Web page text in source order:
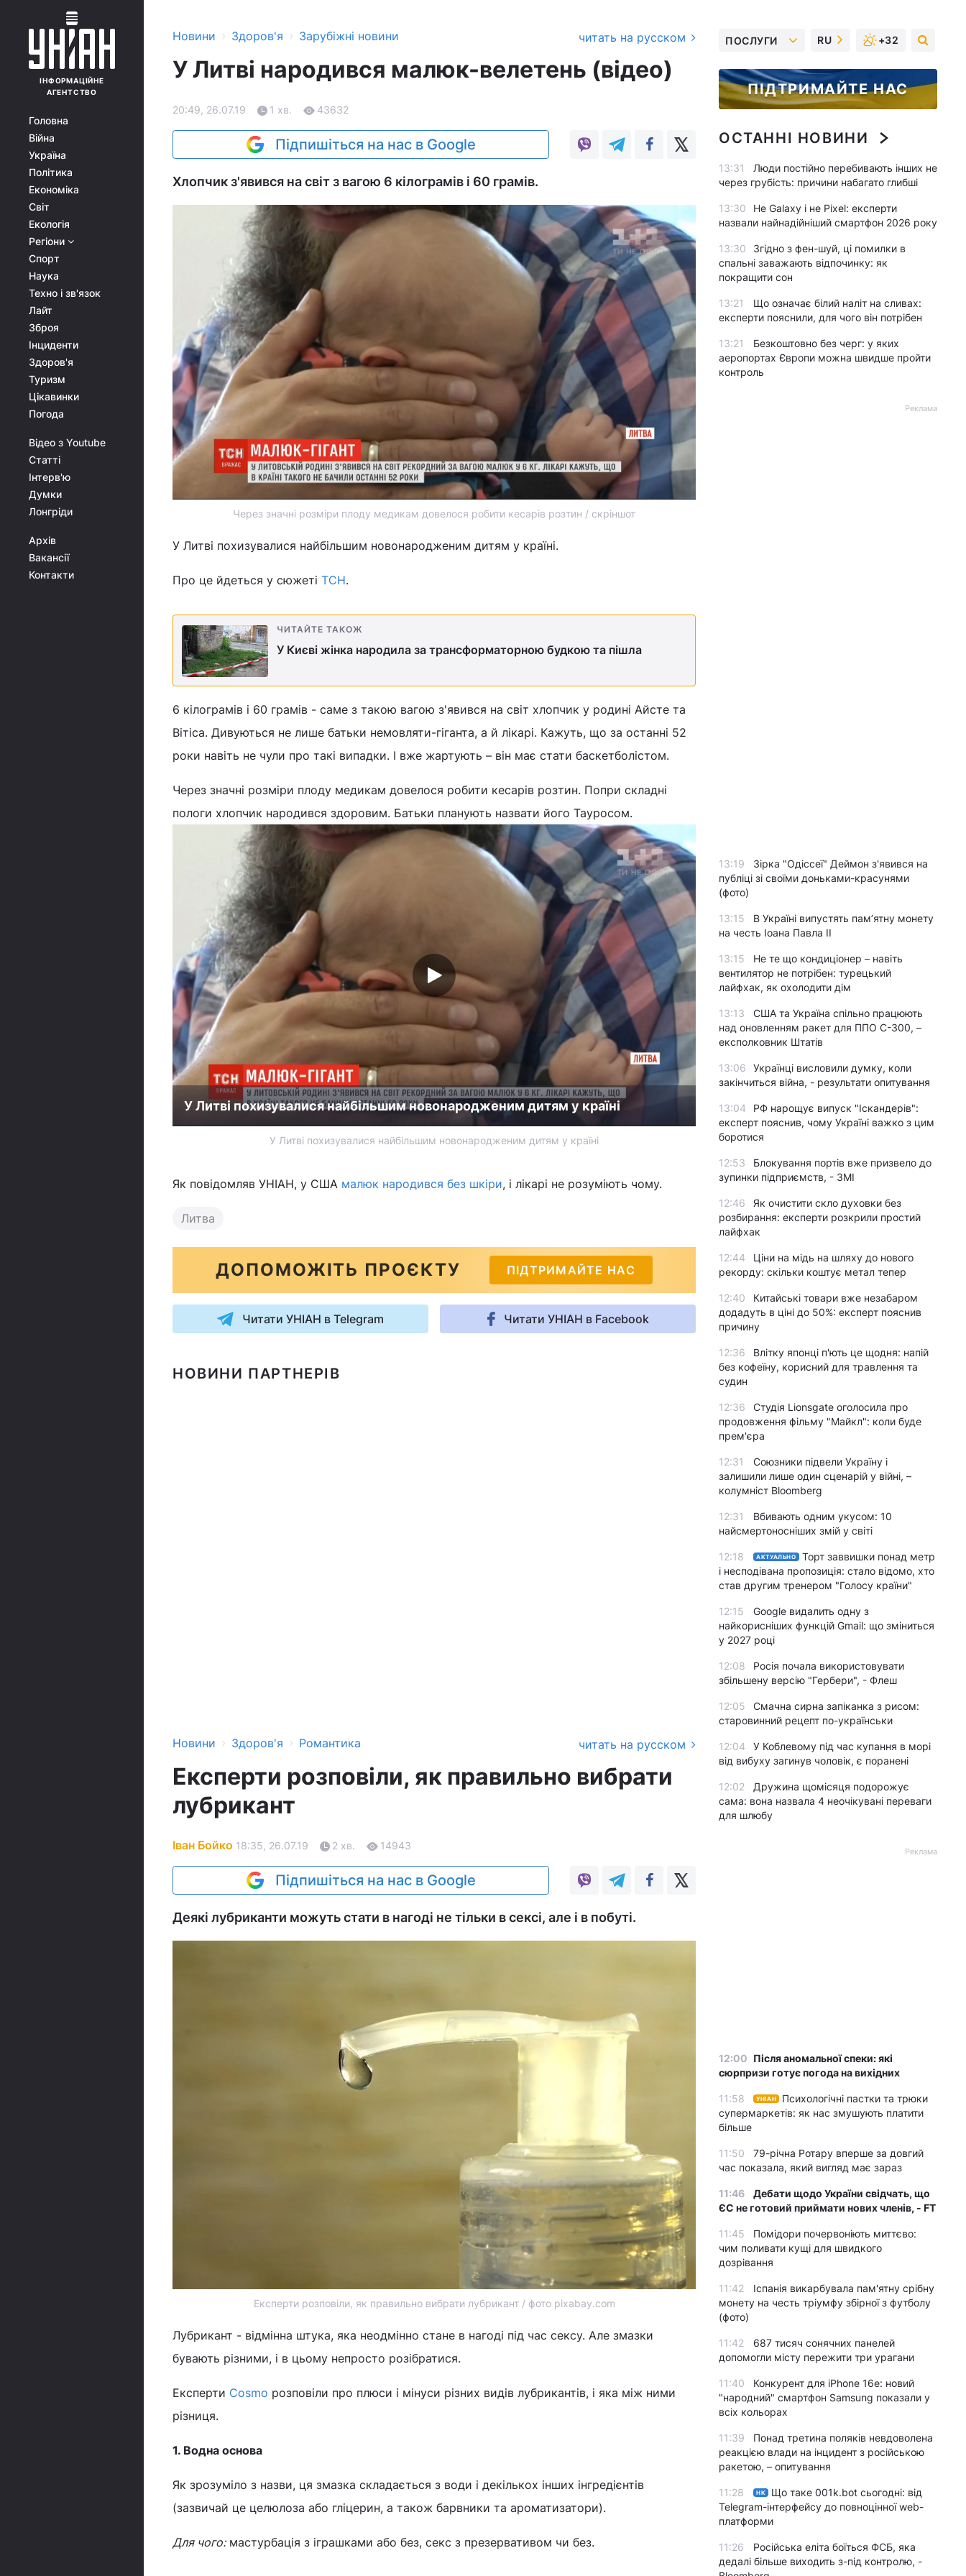
ІНФОРМАЦІЙНЕ
АГЕНТСТВО
Головна
Війна
Україна
Політика
Економіка
Світ
Екологія
Регіони
Спорт
Наука
Техно і зв'язок
Лайт
Зброя
Інциденти
Здоров'я
Туризм
Цікавинки
Погода
Відео з Youtube
Статті
Інтерв'ю
Думки
Лонгріди
Архів
Вакансії
Контакти
Новини › Здоров'я › Зарубіжні новини читать на русском
У Литві народився малюк-велетень (відео)
20:49, 26.07.19 1 хв. 43632
Підпишіться на нас в Google
Хлопчик з'явився на світ з вагою 6 кілограмів і 60 грамів.
Через значні розміри плоду медикам довелося робити кесарів розтин / скріншот
У Литві похизувалися найбільшим новонародженим дитям у країні.
Про це йдеться у сюжеті ТСН.
ЧИТАЙТЕ ТАКОЖ
У Києві жінка народила за трансформаторною будкою та пішла
6 кілограмів і 60 грамів - саме з такою вагою з'явився на світ хлопчик у родині Айсте та
Вітіса. Дивуються не лише батьки немовляти-гіганта, а й лікарі. Кажуть, що за останні 52
роки навіть не чули про такі випадки. І вже жартують – він має стати баскетболістом.
Через значні розміри плоду медикам довелося робити кесарів розтин. Попри складні
пологи хлопчик народився здоровим. Батьки планують назвати його Тауросом.
У Литві похизувалися найбільшим новонародженим дитям у країні
У Литві похизувалися найбільшим новонародженим дитям у країні
Як повідомляв УНІАН, у США малюк народився без шкіри, і лікарі не розуміють чому.
Литва
ДОПОМОЖІТЬ ПРОЄКТУ ПІДТРИМАЙТЕ НАС
Читати УНІАН в Telegram Читати УНІАН в Facebook
НОВИНИ ПАРТНЕРІВ
Новини › Здоров'я › Романтика читать на русском
Експерти розповіли, як правильно вибрати
лубрикант
Іван Бойко 18:35, 26.07.19 2 хв. 14943
Підпишіться на нас в Google
Деякі лубриканти можуть стати в нагоді не тільки в сексі, але і в побуті.
Експерти розповіли, як правильно вибрати лубрикант / фото pixabay.com
Лубрикант - відмінна штука, яка неодмінно стане в нагоді під час сексу. Але змазки
бувають різними, і в цьому непросто розібратися.
Експерти Cosmo розповіли про плюси і мінуси різних видів лубрикантів, і яка між ними
різниця.
1. Водна основа
Як зрозуміло з назви, ця змазка складається з води і декількох інших інгредієнтів
(зазвичай це целюлоза або гліцерин, а також барвники та ароматизатори).
Для чого:мастурбація з іграшками або без, секс з презервативом чи без.
ПОСЛУГИ RU +32
ПІДТРИМАЙТЕ НАС
ОСТАННІ НОВИНИ
13:31
Люди постійно перебивають інших не
через грубість: причини набагато глибші
13:30
Не Galaxy і не Pixel: експерти
назвали найнадійніший смартфон 2026 року
13:30
Згідно з фен-шуй, ці помилки в
спальні заважають відпочинку: як
покращити сон
13:21
Що означає білий наліт на сливах:
експерти пояснили, для чого він потрібен
13:21
Безкоштовно без черг: у яких
аеропортах Європи можна швидше пройти
контроль
Реклама
13:19
Зірка "Одіссеї" Деймон з'явився на
публіці зі своїми доньками-красунями
(фото)
13:15
В Україні випустять пам’ятну монету
на честь Іоана Павла II
13:15
Не те що кондиціонер – навіть
вентилятор не потрібен: турецький
лайфхак, як охолодити дім
13:13
США та Україна спільно працюють
над оновленням ракет для ППО С-300, –
експолковник Штатів
13:06
Українці висловили думку, коли
закінчиться війна, - результати опитування
13:04
РФ нарощує випуск "Іскандерів":
експерт пояснив, чому Україні важко з цим
боротися
12:53
Блокування портів вже призвело до
зупинки підприємств, - ЗМІ
12:46
Як очистити скло духовки без
розбирання: експерти розкрили простий
лайфхак
12:44
Ціни на мідь на шляху до нового
рекорду: скільки коштує метал тепер
12:40
Китайські товари вже незабаром
додадуть в ціні до 50%: експерт пояснив
причину
12:36
Влітку японці п'ють це щодня: напій
без кофеїну, корисний для травлення та
судин
12:36
Студія Lionsgate оголосила про
продовження фільму "Майкл": коли буде
прем'єра
12:31
Союзники підвели Україну і
залишили лише один сценарій у війні, –
колумніст Bloomberg
12:31
Вбивають одним укусом: 10
найсмертоносніших змій у світі
12:18 АКТУАЛЬНО
Торт заввишки понад метр
і несподівана пропозиція: стало відомо, хто
став другим тренером "Голосу країни"
12:15
Google видалить одну з
найкорисніших функцій Gmail: що зміниться
у 2027 році
12:08
Росія почала використовувати
збільшену версію "Гербери", - Флеш
12:05
Смачна сирна запіканка з рисом:
старовинний рецепт по-українськи
12:04
У Коблевому під час купання в морі
від вибуху загинув чоловік, є поранені
12:02
Дружина щомісяця подорожує
сама: вона назвала 4 неочікувані переваги
для шлюбу
Реклама
12:00 Після аномальної спеки: які
сюрпризи готує погода на вихідних
11:58 УНІАН
Психологічні пастки та трюки
супермаркетів: як нас змушують платити
більше
11:50
79-річна Ротару вперше за довгий
час показала, який вигляд має зараз
11:46
Дебати щодо України свідчать, що
ЄС не готовий приймати нових членів, - FT
11:45
Помідори почервоніють миттєво:
чим поливати кущі для швидкого
дозрівання
11:42
Іспанія викарбувала пам'ятну срібну
монету на честь тріумфу збірної з футболу
(фото)
11:42
687 тисяч сонячних панелей
допомогли місту пережити три урагани
11:40
Конкурент для iPhone 16e: новий
"народний" смартфон Samsung показали у
всіх кольорах
11:39
Понад третина поляків невдоволена
реакцією влади на інцидент з російською
ракетою, – опитування
11:28 НК
Що таке 001k.bot сьогодні: від
Telegram-інтерфейсу до повноцінної web-
платформи
11:26
Російська еліта боїться ФСБ, яка
дедалі більше виходить з-під контролю, -